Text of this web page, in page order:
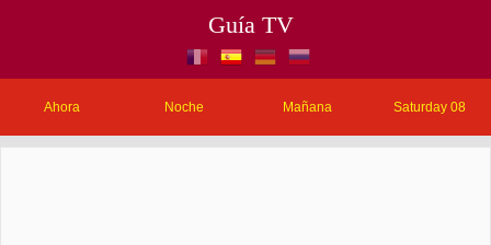
Guía TV
Ahora Noche Mañana Saturday 08